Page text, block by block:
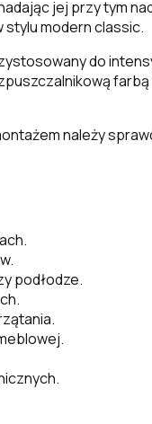
jej przy tym
stylu modern classic.
do
należy
podłodze.